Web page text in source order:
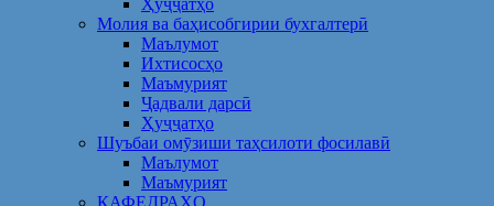
Ҳуҷҷатҳо
Молия ва баҳисобгирии бухгалтерӣ
Маълумот
Ихтисосҳо
Маъмурият
Ҷадвали дарсӣ
Ҳуҷҷатҳо
Шуъбаи омӯзиши таҳсилоти фосилавӣ
Маълумот
Маъмурият
КАФЕДРАҲО